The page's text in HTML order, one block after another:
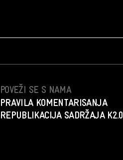
POVEŽI SE S NAMA
PRAVILA KOMENTARISANJA
REPUBLIKACIJA SADRŽAJA K2.0